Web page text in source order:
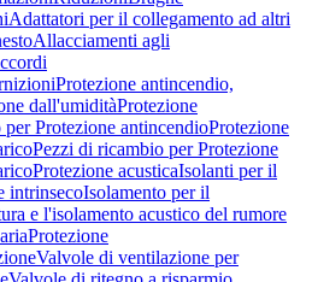
Adattatori per il collegamento ad altri
Allacciamenti agli
Protezione antincendio,
dall'umiditàProtezione
Protezione antincendioProtezione
Pezzi di ricambio per Protezione
Protezione acusticaIsolanti per il
intrinsecoIsolamento per il
e l'isolamento acustico del rumore
Protezione
Valvole di ventilazione per